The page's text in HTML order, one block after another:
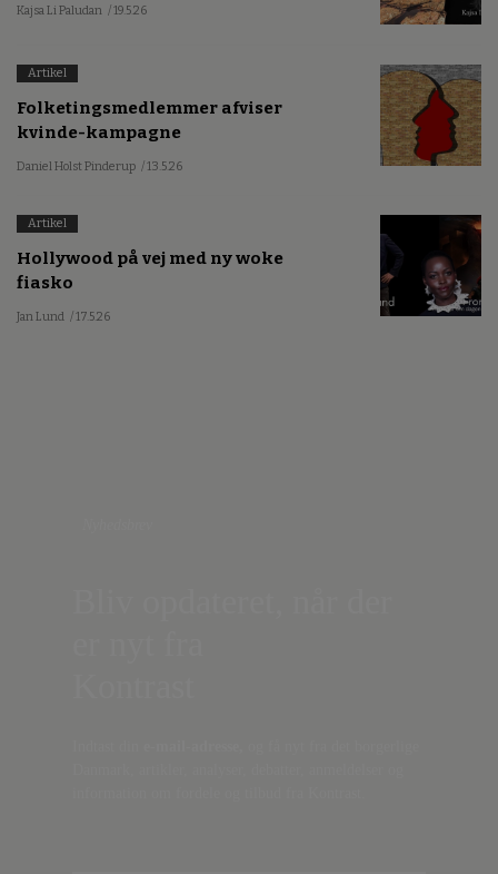
Kajsa Li Paludan / 19.5.26
Artikel
Folketingsmedlemmer afviser
kvinde-kampagne
Daniel Holst Pinderup / 13.5.26
Artikel
Hollywood på vej med ny woke
fiasko
Jan Lund / 17.5.26